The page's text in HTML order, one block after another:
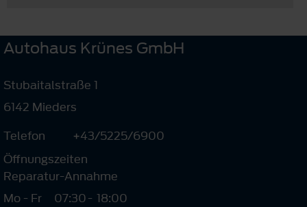
Autohaus Krünes GmbH
Stubaitalstraße 1
6142 Mieders
Telefon
+43/5225/6900
Öffnungszeiten
Reparatur-Annahme
Mo - Fr
07:30- 18:00